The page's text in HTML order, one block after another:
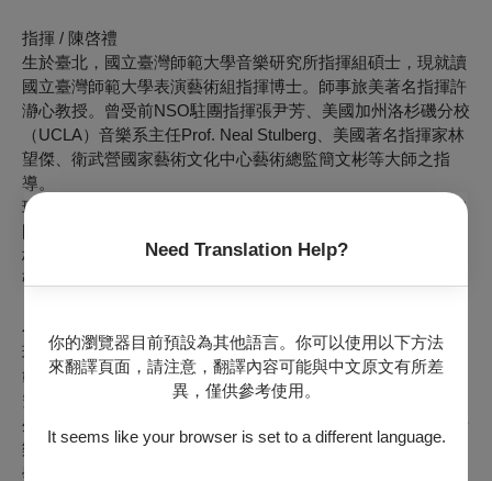
Need Translation Help?
你的瀏覽器目前預設為其他語言。你可以使用以下方法
來翻譯頁面，請注意，翻譯內容可能與中文原文有所差
異，僅供參考使用。
It seems like your browser is set to a different language.
指揮 / 陳啓禮
生於臺北，國立臺灣師範大學音樂研究所指揮組碩士，現就讀
國立臺灣師範大學表演藝術組指揮博士。師事旅美著名指揮許
瀞心教授。曾受前NSO駐團指揮張尹芳、美國加州洛杉磯分校
（UCLA）音樂系主任Prof. Neal Stulberg、美國著名指揮家林
望傑、衛武營國家藝術文化中心藝術總監簡文彬等大師之指
導。
現任教於仁愛國中音樂班，並擔任新生國小弦樂團指揮、大安
國中弦樂團指揮、安聲交響樂團指揮、私立康橋國際學校林口
校區小學管弦樂團指揮，以及陽光臺北青少年管弦樂團及少年
弦樂團客席指揮。
小提琴獨奏 / 白宇捷
現為臺北市立交響樂團第二小提琴團員，並就讀於國立臺灣師
範大學音樂系表演藝術組博士班，師事廖嘉弘教授。大學及研
究所亦畢業於國立臺灣師範大學，在學期間曾先後以獎學金學
生身份受邀參加 Mozarteum Salzburg Summer Academy 等音
樂節。曾多次參與長榮交響樂團、世紀交響樂團等演出，106
學年度擔任國立臺灣師範大學交響樂團首席。